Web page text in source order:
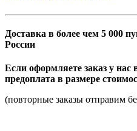
Доставка в более чем 5 000
России
Если оформляете заказ у нас
предоплата в размере
(повторные заказы отправим